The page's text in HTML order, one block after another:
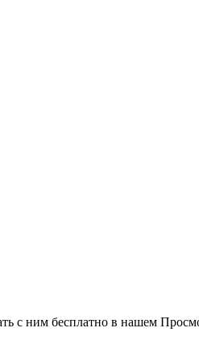
с ним бесплатно в нашем